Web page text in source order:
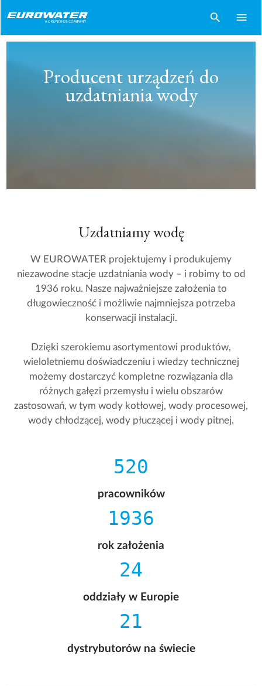
search menu
Producent urządzeń do
uzdatniania wody
Uzdatniamy wodę
W EUROWATER projektujemy i produkujemy
niezawodne stacje uzdatniania wody – i robimy to od
1936 roku. Nasze najważniejsze założenia to
długowieczność i możliwie najmniejsza potrzeba
konserwacji instalacji.
Dzięki szerokiemu asortymentowi produktów,
wieloletniemu doświadczeniu i wiedzy technicznej
możemy dostarczyć kompletne rozwiązania dla
różnych gałęzi przemysłu i wielu obszarów
zastosowań, w tym wody kotłowej, wody procesowej,
wody chłodzącej, wody płuczącej i wody pitnej.
520
pracowników
1936
rok założenia
24
oddziały w Europie
21
dystrybutorów na świecie